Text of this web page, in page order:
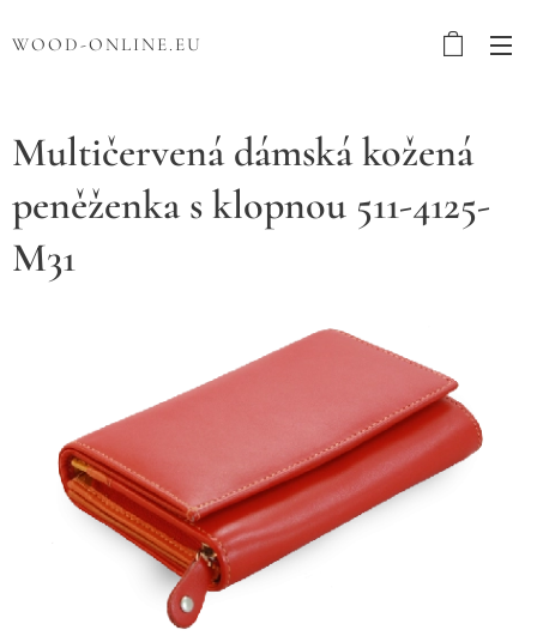
WOOD-ONLINE.EU
Multičervená dámská kožená
peněženka s klopnou 511-4125-
M31